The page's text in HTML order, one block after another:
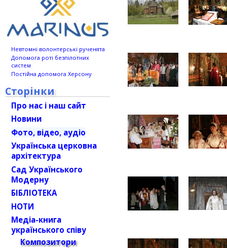
Невтомні волонтерські рученята
Допомога роті безпілотних
систем
Постійна допомога Херсону
Сторінки
Про нас і наш сайт
Новини
Фото, відео, аудіо
Українська церковна
архітектура
Сад Українського
Модерну
БІБЛІОТЕКА
НОТИ
Медіа-книга
українського співу
Композитори